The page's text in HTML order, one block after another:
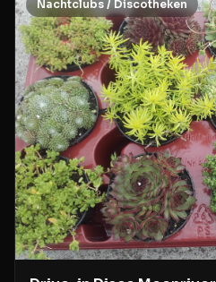
Nachtclubs / Discotheken